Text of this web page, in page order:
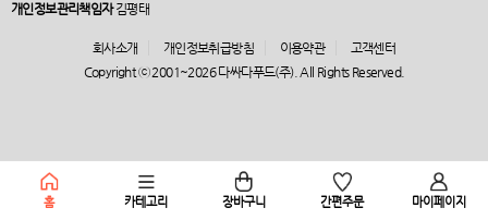
홈 카테고리 장바구니 간편주문 마이페이지
개인정보관리책임자김평태
회사소개 개인정보취급방침 이용약관
고객센터
Copyright ⓒ 2001~2026 다싸다푸드(주). All Rights Reserved.